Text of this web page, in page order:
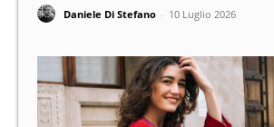
Daniele Di Stefano - 10 Luglio 2026